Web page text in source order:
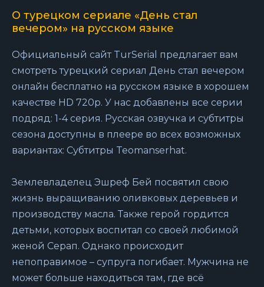
О турецком сериале «День стал
вечером» на русском языке
Официальный сайт TurSerial предлагает вам
смотреть турецкий сериал День стал вечером
онлайн бесплатно на русском языке в хорошем
качестве HD 720p. У нас добавлены все серии
подряд: 1-4 серия. Русская озвучка и субтитры
сезона доступны в плеере во всех возможных
вариантах: Субтитры Teomanserhat.
Землевладелец Эшреф Бей посвятил свою
жизнь выращиванию оливковых деревьев и
производству масла. Также герой гордится
детьми, которых воспитал со своей любимой
женой Серап. Однако происходит
непоправимое – супруга погибает. Мужчина не
может больше находиться там, где всё